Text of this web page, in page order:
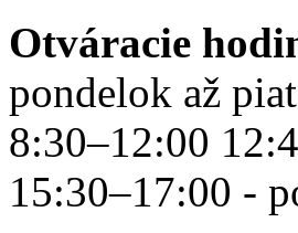
Otváracie
pondelok až
8:30–12:00
15:30–17:00 -